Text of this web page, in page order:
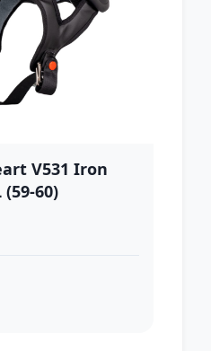
V531 Iron
60)